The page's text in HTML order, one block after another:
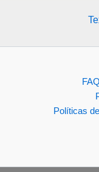
Políticas